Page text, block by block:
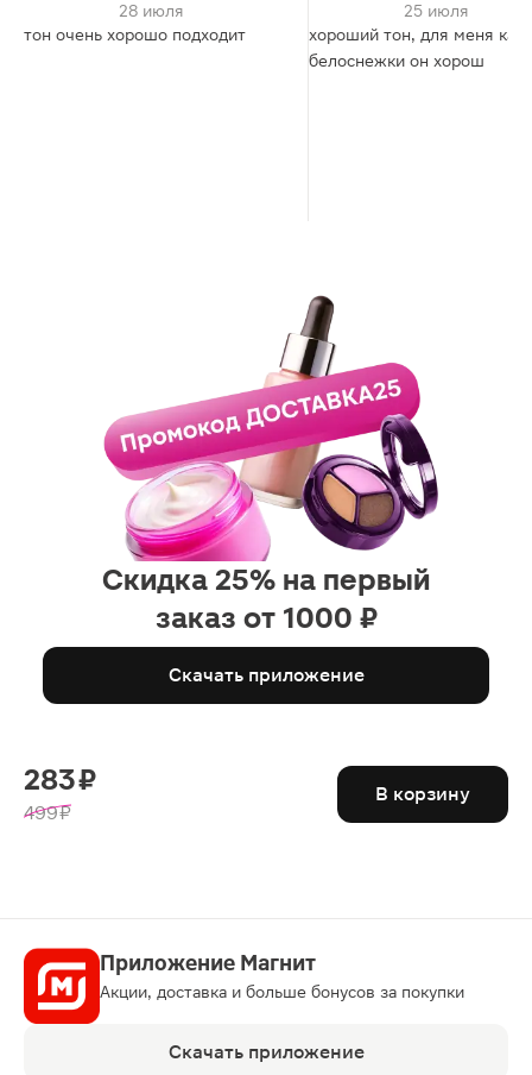
28 июля
тон очень хорошо подходит
25 июля
хороший тон, для меня как
белоснежки он хорош
Скидка 25% на первый
заказ от 1000 ₽
Скачать приложение
283 ₽
499 ₽
В корзину
Приложение Магнит
Акции, доставка и больше бонусов за покупки
Скачать приложение